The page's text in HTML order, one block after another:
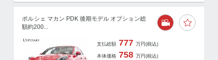
ポルシェ マカン PDK 後期モデル オプション総
額約200...
支払総額 777 万円(税込)
本体価格 758 万円(税込)